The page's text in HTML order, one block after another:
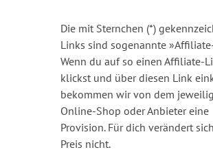
Die mit Sternchen (*)
Links sind sogenannte
Wenn du auf so einen Affiliate-
klickst und über diesen Link
bekommen wir von dem
Online-Shop oder Anbieter eine
Provision. Für dich verändert
Preis nicht.